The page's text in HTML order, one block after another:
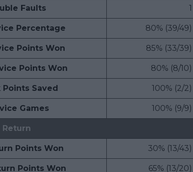
Faults 1
Percentage 80% (39/49)
Points Won 85% (33/39)
Points Won 80% (8/10)
Points Saved 100% (2/2)
Games 100% (9/9)
Return
Points Won 30% (13/43)
Points Won 65% (13/20)